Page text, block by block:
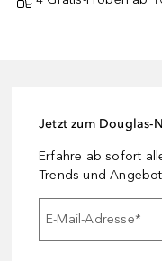
Jetzt zum Douglas-
Erfahre ab sofort
Trends und
E-Mail-Adresse*